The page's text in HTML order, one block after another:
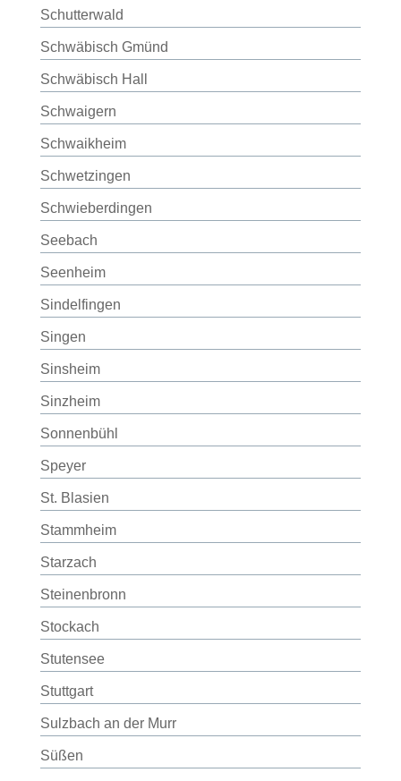
Schutterwald
Schwäbisch Gmünd
Schwäbisch Hall
Schwaigern
Schwaikheim
Schwetzingen
Schwieberdingen
Seebach
Seenheim
Sindelfingen
Singen
Sinsheim
Sinzheim
Sonnenbühl
Speyer
St. Blasien
Stammheim
Starzach
Steinenbronn
Stockach
Stutensee
Stuttgart
Sulzbach an der Murr
Süßen